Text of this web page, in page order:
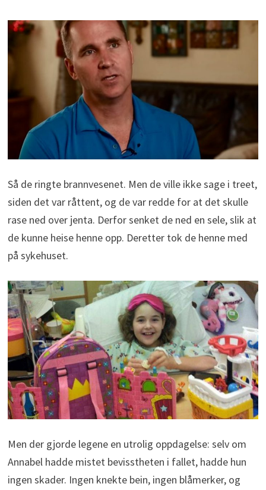
Så de ringte brannvesenet. Men de ville ikke sage i treet,
siden det var råttent, og de var redde for at det skulle
rase ned over jenta. Derfor senket de ned en sele, slik at
de kunne heise henne opp. Deretter tok de henne med
på sykehuset.
Men der gjorde legene en utrolig oppdagelse: selv om
Annabel hadde mistet bevisstheten i fallet, hadde hun
ingen skader. Ingen knekte bein, ingen blåmerker, og